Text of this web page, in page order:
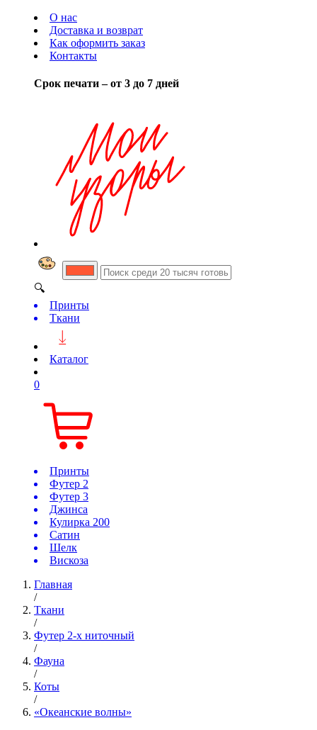
О нас
Доставка и возврат
Как оформить заказ
Контакты
Срок печати – от 3 до 7 дней
🔍
Принты
Ткани
Каталог
0
Принты
Футер 2
Футер 3
Джинса
Кулирка 200
Сатин
Шелк
Вискоза
Главная
/
Ткани
/
Футер 2-х ниточный
/
Фауна
/
Коты
/
«Океанские волны»